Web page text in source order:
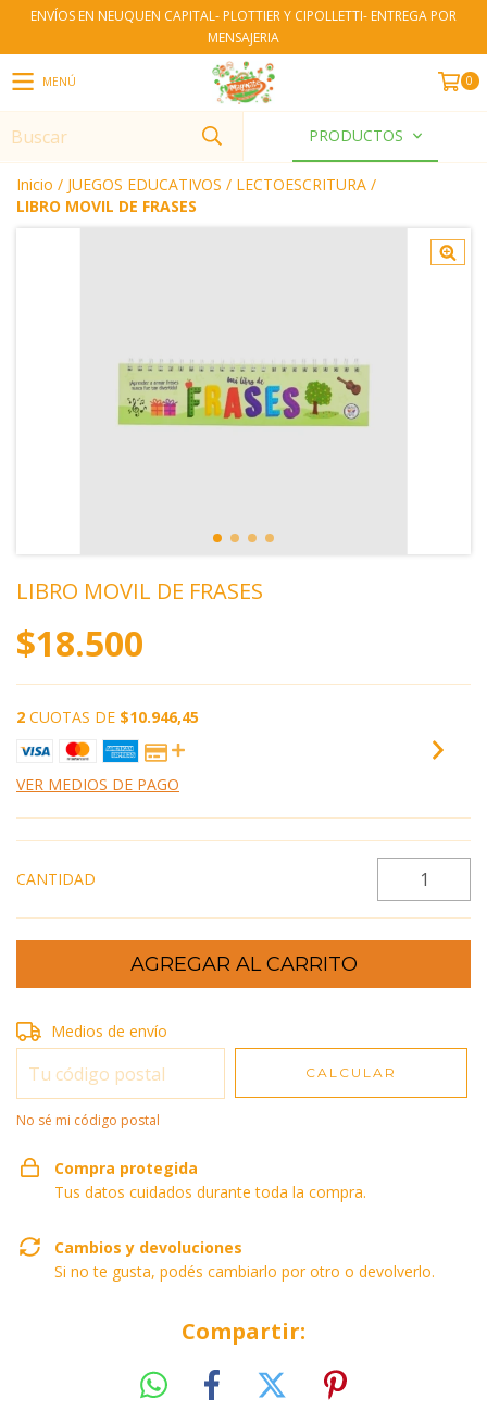
ENVÍOS EN NEUQUEN CAPITAL- PLOTTIER Y CIPOLLETTI- ENTREGA POR
MENSAJERIA
MENÚ 0
PRODUCTOS
Inicio / JUEGOS EDUCATIVOS / LECTOESCRITURA /
LIBRO MOVIL DE FRASES
LIBRO MOVIL DE FRASES
$18.500
2 CUOTAS DE $10.946,45
VER MEDIOS DE PAGO
CANTIDAD
Entregas para el CP:
Medios de envío
CALCULAR
No sé mi código postal
Compra protegida
Tus datos cuidados durante toda la compra.
Cambios y devoluciones
Si no te gusta, podés cambiarlo por otro o devolverlo.
Compartir: